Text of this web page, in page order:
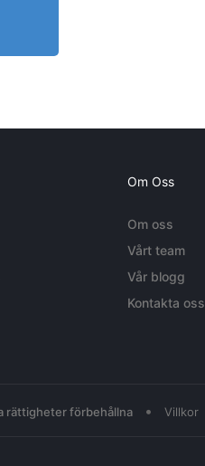
Om Oss
Om oss
Vårt team
Vår blogg
Kontakta oss
rättigheter förbehållna • Villkor